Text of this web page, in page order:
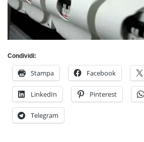
Condividi:
Stampa Facebook
LinkedIn Pinterest
Telegram